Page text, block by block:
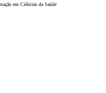
em Ciências da Saúde